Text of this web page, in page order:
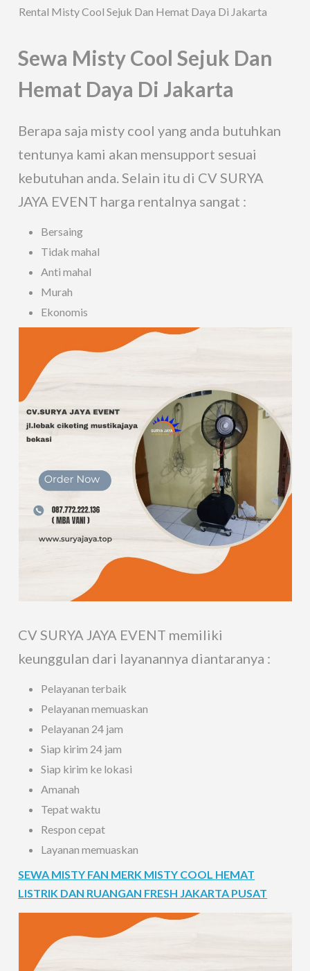
Rental Misty Cool Sejuk Dan Hemat Daya Di Jakarta
Sewa Misty Cool Sejuk Dan
Hemat Daya Di Jakarta
Berapa saja misty cool yang anda butuhkan
tentunya kami akan mensupport sesuai
kebutuhan anda. Selain itu di CV SURYA
JAYA EVENT harga rentalnya sangat :
Bersaing
Tidak mahal
Anti mahal
Murah
Ekonomis
CV SURYA JAYA EVENT memiliki
keunggulan dari layanannya diantaranya :
Pelayanan terbaik
Pelayanan memuaskan
Pelayanan 24 jam
Siap kirim 24 jam
Siap kirim ke lokasi
Amanah
Tepat waktu
Respon cepat
Layanan memuaskan
SEWA MISTY FAN MERK MISTY COOL HEMAT
LISTRIK DAN RUANGAN FRESH JAKARTA PUSAT